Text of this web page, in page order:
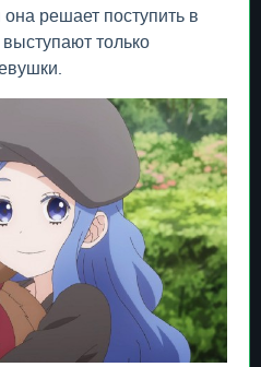
решает поступить в
только